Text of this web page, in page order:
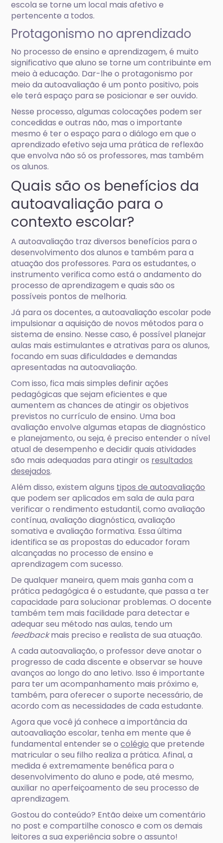
escola se torne um local mais afetivo e
pertencente a todos.
Protagonismo no aprendizado
No processo de ensino e aprendizagem, é muito
significativo que aluno se torne um contribuinte em
meio à educação. Dar-lhe o protagonismo por
meio da autoavaliação é um ponto positivo, pois
ele terá espaço para se posicionar e ser ouvido.
Nesse processo, algumas colocações podem ser
concedidas e outras não, mas o importante
mesmo é ter o espaço para o diálogo em que o
aprendizado efetivo seja uma prática de reflexão
que envolva não só os professores, mas também
os alunos.
Quais são os benefícios da
autoavaliação para o
contexto escolar?
A autoavaliação traz diversos benefícios para o
desenvolvimento dos alunos e também para a
atuação dos professores. Para os estudantes, o
instrumento verifica como está o andamento do
processo de aprendizagem e quais são os
possíveis pontos de melhoria.
Já para os docentes, a autoavaliação escolar pode
impulsionar a aquisição de novos métodos para o
sistema de ensino. Nesse caso, é possível planejar
aulas mais estimulantes e atrativas para os alunos,
focando em suas dificuldades e demandas
apresentadas na autoavaliação.
Com isso, fica mais simples definir ações
pedagógicas que sejam eficientes e que
aumentem as chances de atingir os objetivos
previstos no currículo de ensino. Uma boa
avaliação envolve algumas etapas de diagnóstico
e planejamento, ou seja, é preciso entender o nível
atual de desempenho e decidir quais atividades
são mais adequadas para atingir os resultados
desejados.
Além disso, existem alguns tipos de autoavaliação
que podem ser aplicados em sala de aula para
verificar o rendimento estudantil, como avaliação
contínua, avaliação diagnóstica, avaliação
somativa e avaliação formativa. Essa última
identifica se as propostas do educador foram
alcançadas no processo de ensino e
aprendizagem com sucesso.
De qualquer maneira, quem mais ganha com a
prática pedagógica é o estudante, que passa a ter
capacidade para solucionar problemas. O docente
também tem mais facilidade para detectar e
adequar seu método nas aulas, tendo um
feedbackmais preciso e realista de sua atuação.
A cada autoavaliação, o professor deve anotar o
progresso de cada discente e observar se houve
avanços ao longo do ano letivo. Isso é importante
para ter um acompanhamento mais próximo e,
também, para oferecer o suporte necessário, de
acordo com as necessidades de cada estudante.
Agora que você já conhece a importância da
autoavaliação escolar, tenha em mente que é
fundamental entender se ocolégio que pretende
matricular o seu filho realiza a prática. Afinal, a
medida é extremamente benéfica para o
desenvolvimento do aluno e pode, até mesmo,
auxiliar no aperfeiçoamento de seu processo de
aprendizagem.
Gostou do conteúdo? Então deixe um comentário
no post e compartilhe conosco e com os demais
leitores a sua experiência sobre o assunto!